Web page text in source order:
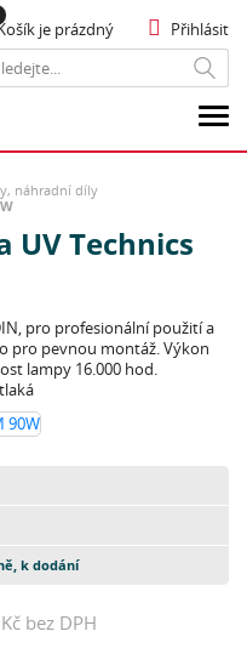
Přihlásit
je prázdný
náhradní díly
UV Technics
pro profesionální použití a
pro pevnou montáž. Výkon
lampy 16.000 hod.
k dodání
bez DPH